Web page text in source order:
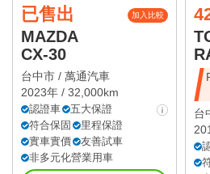
已售出 加入比較
MAZDA
CX-30
台中市 / 萬通汽車
2023年 / 32,000km
認證車
五大保證
符合保固
里程保證
實車實價
友善試車
非多元化營業用車
台